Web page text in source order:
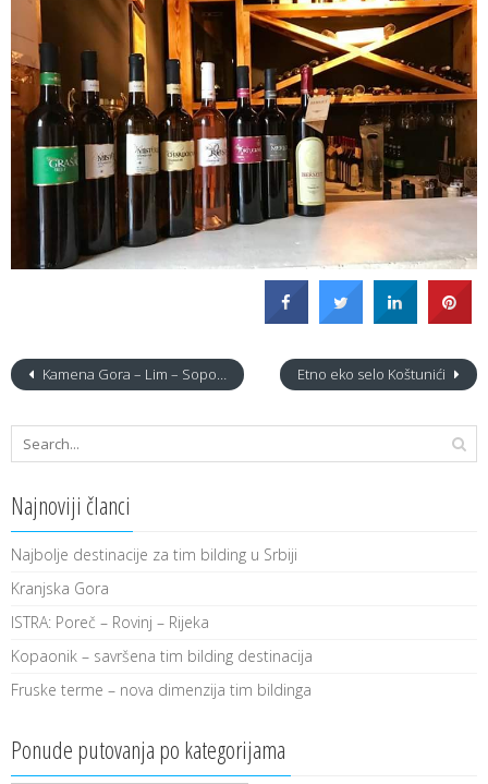
Kamena Gora – Lim – Sopotnica Etno eko selo Koštunići
Najnoviji članci
Najbolje destinacije za tim bilding u Srbiji
Kranjska Gora
ISTRA: Poreč – Rovinj – Rijeka
Kopaonik – savršena tim bilding destinacija
Fruske terme – nova dimenzija tim bildinga
Ponude putovanja po kategorijama